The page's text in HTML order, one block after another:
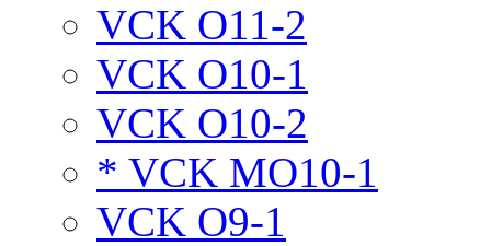
VCK O11-2
VCK O10-1
VCK O10-2
* VCK MO10-1
VCK O9-1